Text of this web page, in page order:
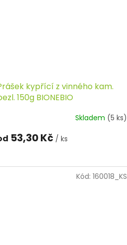
kypřící z vinného kam.
150g BIONEBIO
Skladem (5 ks)
53,30 Kč / ks
Kód: 160018_KS